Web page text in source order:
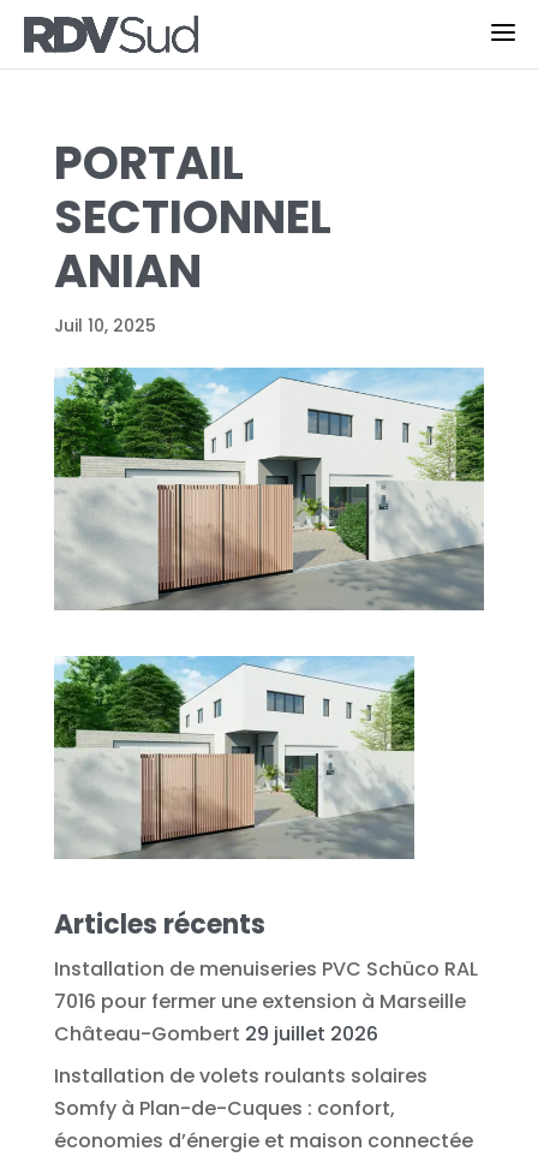
PORTAIL
SECTIONNEL
ANIAN
Juil 10, 2025
Articles récents
Installation de menuiseries PVC Schüco RAL
7016 pour fermer une extension à Marseille
Château-Gombert 29 juillet 2026
Installation de volets roulants solaires
Somfy à Plan-de-Cuques : confort,
économies d’énergie et maison connectée